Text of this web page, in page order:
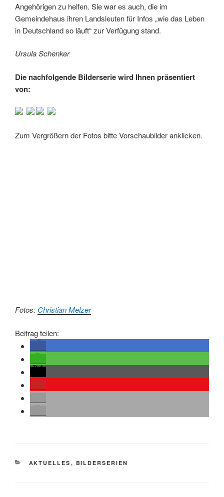
Angehörigen zu helfen. Sie war es auch, die im
Gemeindehaus ihren Landsleuten für Infos „wie das Leben
in Deutschland so läuft“ zur Verfügung stand.
Ursula Schenker
Die nachfolgende Bilderserie wird Ihnen präsentiert
von:
Zum Vergrößern der Fotos bitte Vorschaubilder anklicken.
Fotos: Christian Melzer
Beitrag teilen:
KATEGORIEN
AKTUELLES , BILDERSERIEN